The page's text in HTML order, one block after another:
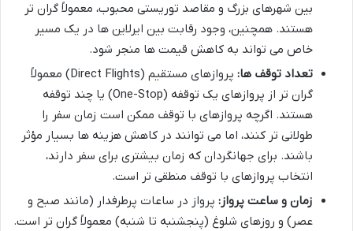
بین شهرهای بزرگ و مقاصد توریستی محبوب، معمولاً گران تر
هستند. همچنین، وجود رقابت بین ایرلاین ها در یک مسیر
خاص می تواند به کاهش قیمت ها منجر شود.
تعداد توقف ها:
پروازهای مستقیم (Direct Flights) معمولاً
گران تر از پروازهای یک توقفه (One-Stop) یا چند توقفه
هستند. اگرچه پروازهای با توقف ممکن است زمان سفر را
طولانی تر کنند، اما می توانند در کاهش هزینه ها بسیار مؤثر
باشند. برای جهانگردان که زمان بیشتری برای سفر دارند،
انتخاب پروازهای با توقف منطقی تر است.
زمان و ساعت پرواز: پرواز در ساعات پرطرفدار (مانند صبح و
عصر) و روزهای شلوغ (پنجشنبه تا شنبه) معمولاً گران تر است.